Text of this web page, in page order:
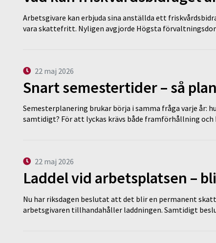
Arbetsgivare kan erbjuda sina anställda ett
vara skattefritt. Nyligen avgjorde Högsta
22 maj 2026
Snart semestertider – så
Semesterplanering brukar börja i samma fråga varje år:
samtidigt? För att lyckas krävs både framförhållning
22 maj 2026
Laddel vid arbetsplatsen –
Nu har riksdagen beslutat att det blir en permanent
arbetsgivaren tillhandahåller laddningen. Samtidigt